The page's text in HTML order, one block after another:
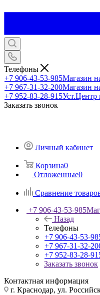
Телефоны
+7 906-43-53-985Магазин
+7 967-31-32-200Магазин
+7 952-83-28-915Уст.Центр
Заказать звонок
Личный кабинет
Корзина0
Отложенные0
Сравнение
+7 906-43-53-985
Назад
Телефоны
+7 906-43-53-
+7 967-31-32-
+7 952-83-28-
Заказать звонок
Контактная информация
г. Краснодар, ул.